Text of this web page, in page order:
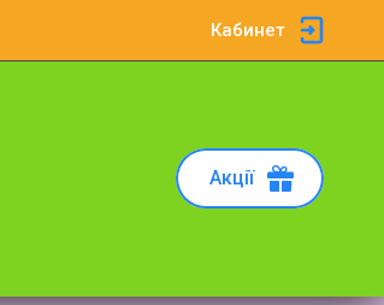
Кабинет
Акції